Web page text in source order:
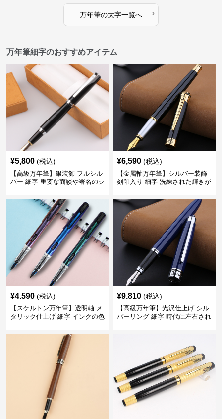
万年筆の太字一覧へ ›
万年筆細字のおすすめアイテム
¥5,800 (税込)
【高級万年筆】銀装飾 フルシル
バー 細字 重要な商談や署名のシ
てくれる
¥6,590 (税込)
【金属軸万年筆】シルバー装飾
刻印入り 細字 洗練された輝きが
¥4,590 (税込)
【スケルトン万年筆】透明軸 メ
タリック仕上げ 細字 インクの色
する
¥9,810 (税込)
【高級万年筆】光沢仕上げ シル
バーリング 細字 時代に左右され